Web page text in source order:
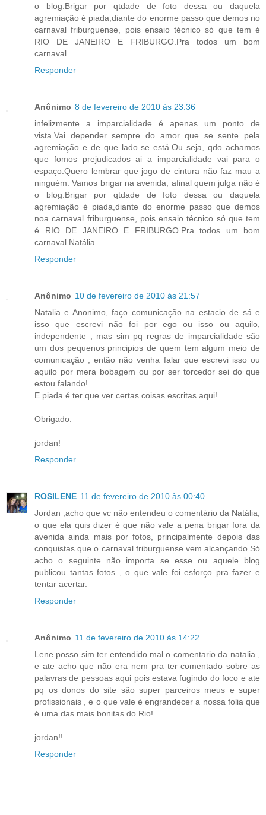
o blog.Brigar por qtdade de foto dessa ou daquela
agremiação é piada,diante do enorme passo que demos no
carnaval friburguense, pois ensaio técnico só que tem é
RIO DE JANEIRO E FRIBURGO.Pra todos um bom
carnaval.
Responder
Anônimo 8 de fevereiro de 2010 às 23:36
infelizmente a imparcialidade é apenas um ponto de
vista.Vai depender sempre do amor que se sente pela
agremiação e de que lado se está.Ou seja, qdo achamos
que fomos prejudicados ai a imparcialidade vai para o
espaço.Quero lembrar que jogo de cintura não faz mau a
ninguém. Vamos brigar na avenida, afinal quem julga não é
o blog.Brigar por qtdade de foto dessa ou daquela
agremiação é piada,diante do enorme passo que demos
noa carnaval friburguense, pois ensaio técnico só que tem
é RIO DE JANEIRO E FRIBURGO.Pra todos um bom
carnaval.Natália
Responder
Anônimo 10 de fevereiro de 2010 às 21:57
Natalia e Anonimo, faço comunicação na estacio de sá e
isso que escrevi não foi por ego ou isso ou aquilo,
independente , mas sim pq regras de imparcialidade são
um dos pequenos principios de quem tem algum meio de
comunicação , então não venha falar que escrevi isso ou
aquilo por mera bobagem ou por ser torcedor sei do que
estou falando!
E piada é ter que ver certas coisas escritas aqui!
Obrigado.
jordan!
Responder
ROSILENE 11 de fevereiro de 2010 às 00:40
Jordan ,acho que vc não entendeu o comentário da Natália,
o que ela quis dizer é que não vale a pena brigar fora da
avenida ainda mais por fotos, principalmente depois das
conquistas que o carnaval friburguense vem alcançando.Só
acho o seguinte não importa se esse ou aquele blog
publicou tantas fotos , o que vale foi esforço pra fazer e
tentar acertar.
Responder
Anônimo 11 de fevereiro de 2010 às 14:22
Lene posso sim ter entendido mal o comentario da natalia ,
e ate acho que não era nem pra ter comentado sobre as
palavras de pessoas aqui pois estava fugindo do foco e ate
pq os donos do site são super parceiros meus e super
profissionais , e o que vale é engrandecer a nossa folia que
é uma das mais bonitas do Rio!
jordan!!
Responder